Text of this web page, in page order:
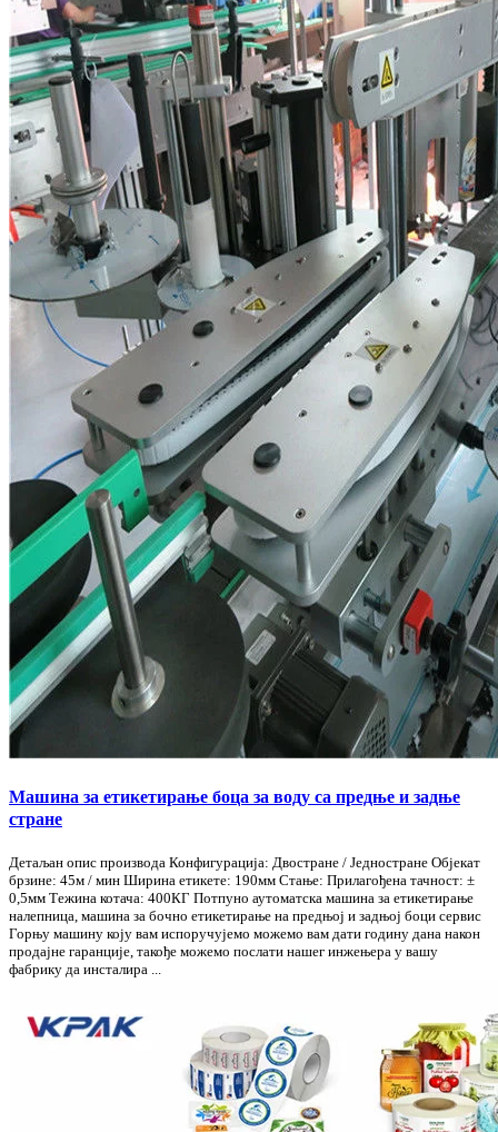
Машина за етикетирање боца за воду са предње и задње
стране
Детаљан опис производа Конфигурација: Двостране / Једностране Објекат
брзине: 45м / мин Ширина етикете: 190мм Стање: Прилагођена тачност: ±
0,5мм Тежина котача: 400КГ Потпуно аутоматска машина за етикетирање
налепница, машина за бочно етикетирање на предњој и задњој боци сервис
Горњу машину коју вам испоручујемо можемо вам дати годину дана након
продајне гаранције, такође можемо послати нашег инжењера у вашу
фабрику да инсталира ...